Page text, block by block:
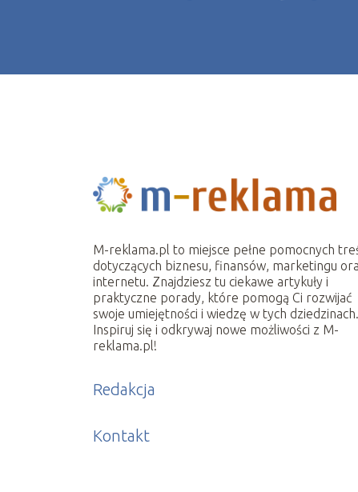
M-reklama.pl to miejsce pełne pomocnych
dotyczących biznesu, finansów, marketingu
internetu. Znajdziesz tu ciekawe artykuły i
praktyczne porady, które pomogą Ci rozwijać
swoje umiejętności i wiedzę w tych dziedzinach.
Inspiruj się i odkrywaj nowe możliwości z M-
reklama.pl!
Redakcja
Kontakt